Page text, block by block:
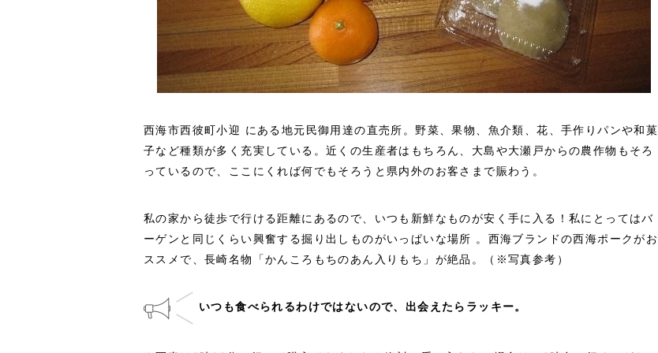
西海市西彼町小迎 にある地元民御用達の直売所。野菜、果物、魚介類、花、手作りパンや和菓
子など種類が多く充実している。近くの生産者はもちろん、大島や大瀬戸からの農作物もそろ
っているので、ここにくれば何でもそろうと県内外のお客さまで賑わう。
私の家から徒歩で行ける距離にあるので、いつも新鮮なものが安く手に入る！私にとってはバ
ーゲンと同じくらい興奮する掘り出しものがいっぱいな場所 。西海ブランドの西海ポークがお
ススメで、長崎名物「かんころもちのあん入りもち」が絶品。（※写真参考）
いつも食べられるわけではないので、出会えたらラッキー。